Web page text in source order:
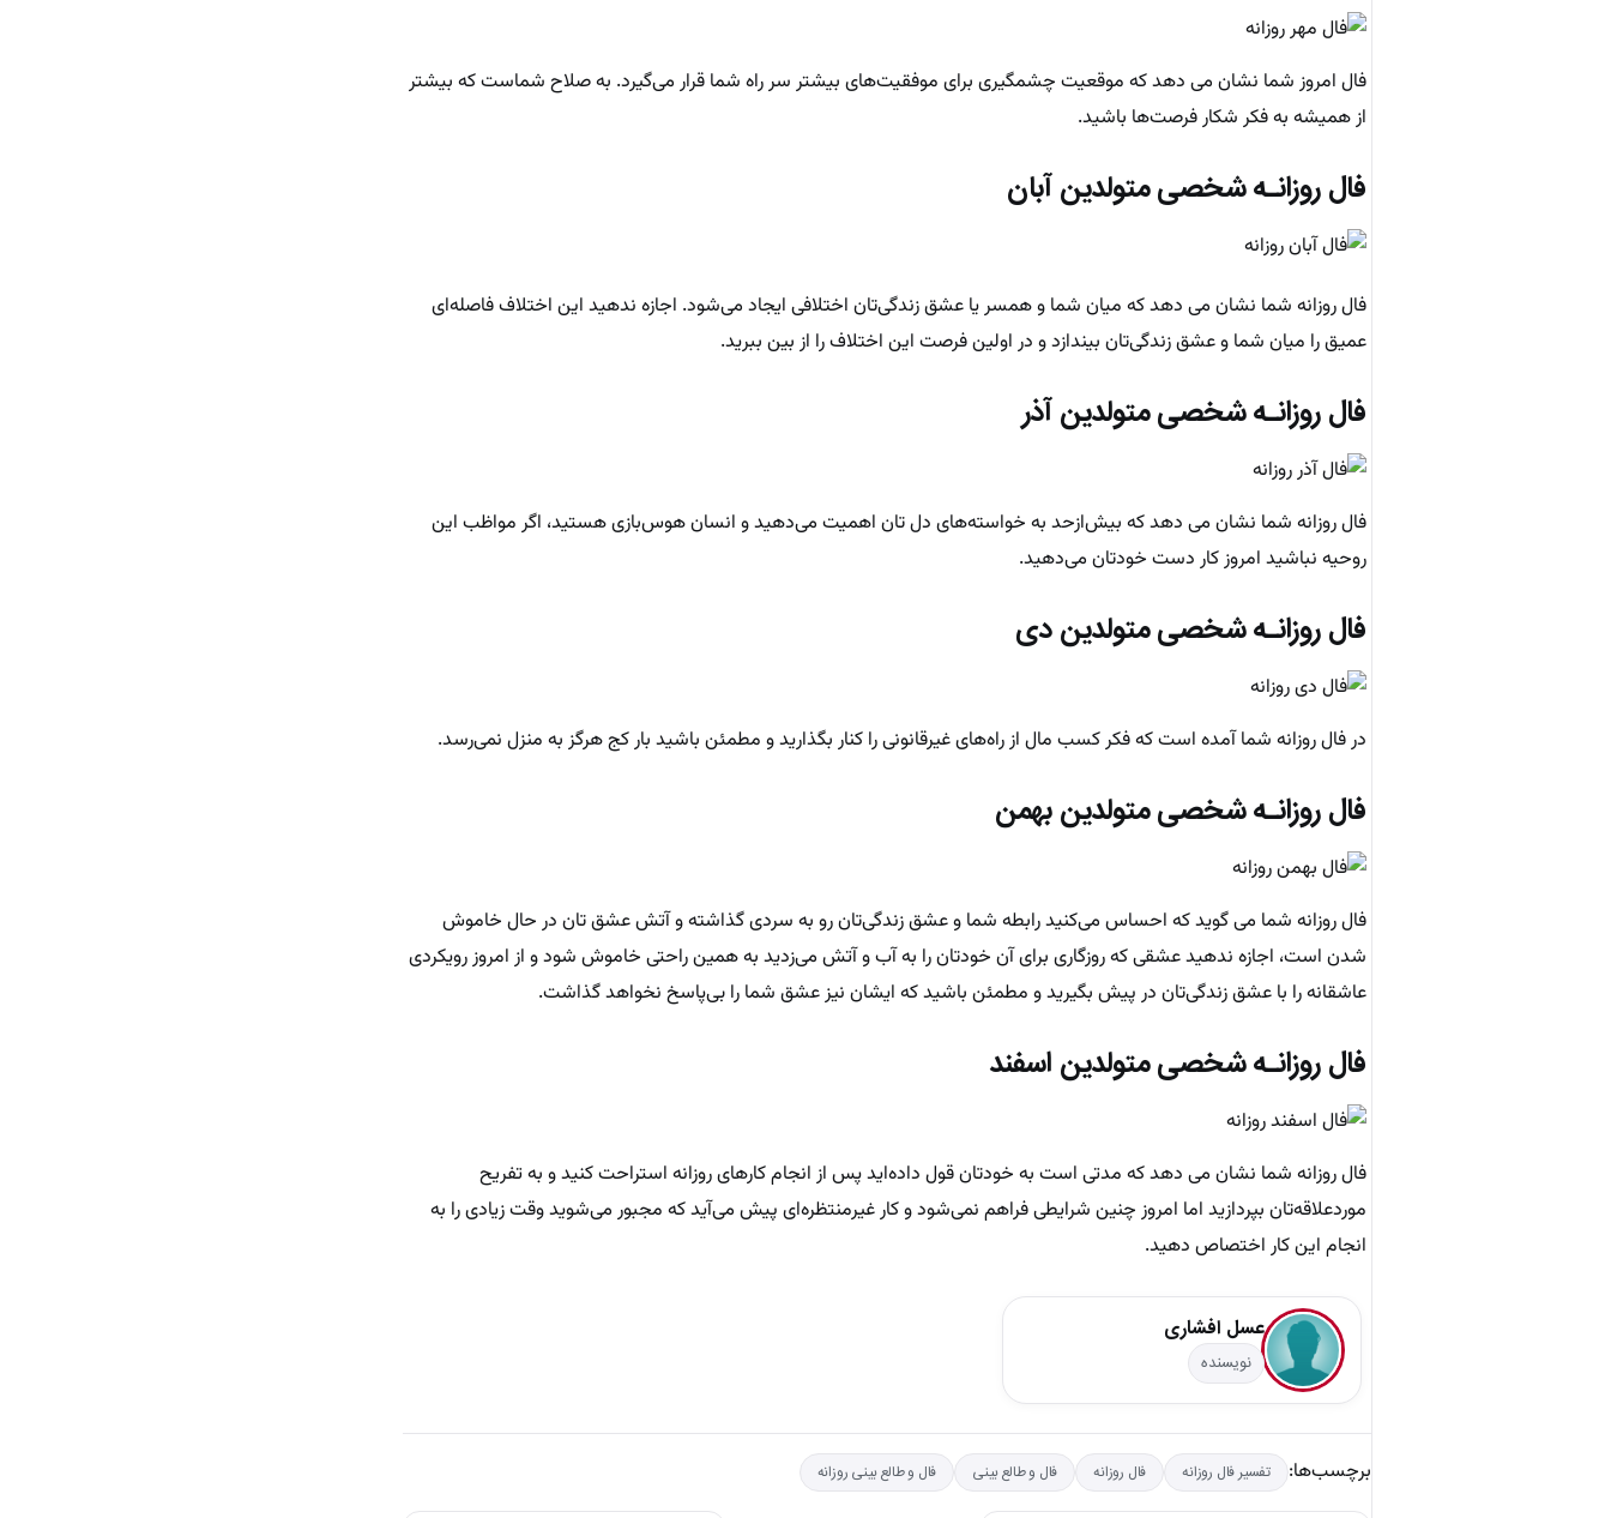
فال امروز شما نشان می دهد که موقعیت چشمگیری برای موفقیت‌های بیشتر سر راه شما قرار می‌گیرد. به صلاح شماست که بیشتر
از همیشه به فکر شکار فرصت‌ها باشید.
فال روزانـه شخصی متولدین آبان
فال روزانه شما نشان می دهد که میان شما و همسر یا عشق ‌زندگی‌تان اختلافی ایجاد می‌شود. اجازه ندهید این اختلاف فاصله‌ای
عمیق را میان شما و عشق‌ زندگی‌تان بیندازد و در اولین فرصت این اختلاف را از بین ببرید.
فال روزانـه شخصی متولدین آذر
فال روزانه شما نشان می دهد که بیش‌ازحد به خواسته‌های دل تان اهمیت می‌دهید و انسان هوس‌بازی هستید، اگر مواظب این
روحیه نباشید امروز کار دست‌ خودتان می‌دهید.
فال روزانـه شخصی متولدین دی
در فال روزانه شما آمده است که فکر کسب مال از راه‌های غیرقانونی را کنار بگذارید و مطمئن باشید بار کج هرگز به منزل نمی‌رسد.
فال روزانـه شخصی متولدین بهمن
فال روزانه شما می گوید که احساس می‌‌کنید رابطه شما و عشق ‌زندگی‌تان رو به سردی گذاشته و آتش عشق تان در حال خاموش
شدن است، اجازه ندهید عشقی که روزگاری برای آن خودتان را به آب و آتش می‌زدید به همین راحتی خاموش شود و از امروز رویکردی
عاشقانه را با عشق‌ زندگی‌تان در پیش بگیرید و مطمئن باشید که ایشان نیز عشق شما را بی‌پاسخ نخواهد گذاشت.
فال روزانـه شخصی متولدین اسفند
فال روزانه شما نشان می دهد که مدتی است به خودتان قول داده‌اید پس از انجام کارهای روزانه استراحت کنید و به تفریح
موردعلاقه‌تان بپردازید اما امروز چنین شرایطی فراهم نمی‌شود و کار غیرمنتظره‌ای پیش‌ می‌‌آید که مجبور می‌شوید وقت زیادی را به
انجام این کار اختصاص دهید.
عسل افشاری
نویسنده
برچسب‌ها: تفسیر فال روزانه فال روزانه فال و طالع بینی فال و طالع بینی روزانه